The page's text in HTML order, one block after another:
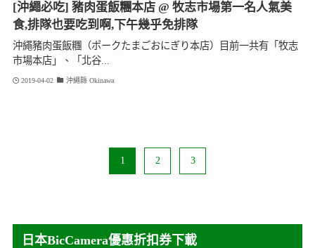
[沖繩必吃] 豬肉蛋飯糰本店 @ 牧志市場第一名人氣美
食,排隊也要吃到啊,下午幾乎免排隊
沖繩豬肉蛋飯糰（ポークたまごおにぎり本店）目前一共有「牧志
市場本店」、「北谷...
2019-04-02 沖繩縣 Okinawa
1 2 3
日本BicCamera優惠折扣券下載